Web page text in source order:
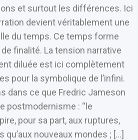
et surtout les différences. Ici
devient véritablement une
du temps. Ce temps forme
de finalité. La tension narrative
diluée est ici complètement
pour la symbolique de l’infini.
dans ce que Fredric Jameson
postmodernisme : “le
pour sa part, aux ruptures,
qu’aux nouveaux mondes ; […]